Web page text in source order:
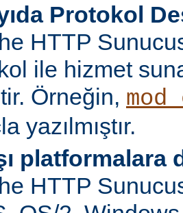
Protokol
HTTP
ile hizmet
Örneğin,
yazılmıştır.
platformalara
HTTP